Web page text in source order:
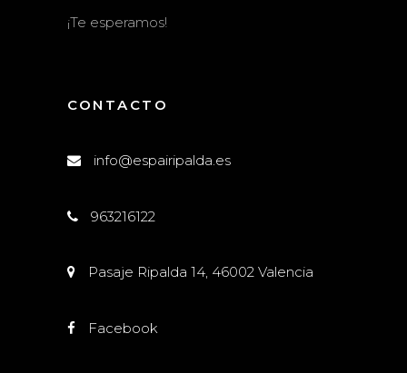
¡Te esperamos!
CONTACTO
info@espairipalda.es
963216122
Pasaje Ripalda 14, 46002 Valencia
Facebook